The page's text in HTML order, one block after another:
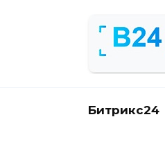
Битрикс24